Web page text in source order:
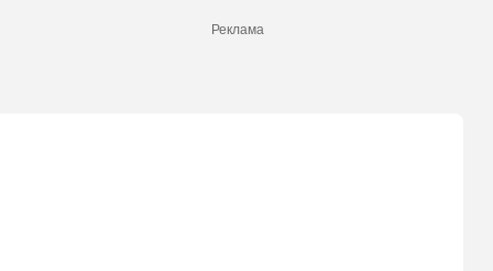
Реклама